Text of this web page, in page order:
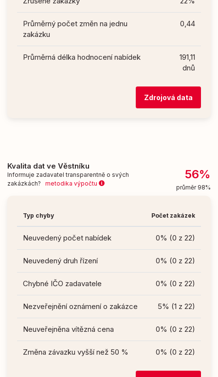
Průměrný počet změn na jednu
zakázku
0,44
Průměrná délka hodnocení nabídek
191,11
dnů
Zdrojová data
Kvalita dat ve Věstníku
Informuje zadavatel transparentně o svých
zakázkách? metodika výpočtu
56%
průměr 98%
Typ chyby Počet zakázek
Neuvedený počet nabídek 0% (0 z 22)
Neuvedený druh řízení 0% (0 z 22)
Chybné IČO zadavatele 0% (0 z 22)
Nezveřejnění oznámení o zakázce 5% (1 z 22)
Neuveřejněna vítězná cena 0% (0 z 22)
Změna závazku vyšší než 50 % 0% (0 z 22)